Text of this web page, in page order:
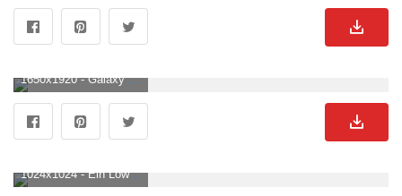
1650x1920 - Galaxy Löwe Wallpaper KOSTENLOS. Löwen Hintergrund für Mobilgerät.
1024x1024 - Ein Löwe mit einer Krone auf dem Kopf · Creative Fabrica. Löwen Hintergrundbild.